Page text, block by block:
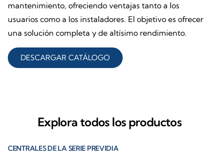
mantenimiento, ofreciendo ventajas tanto a los
usuarios como a los instaladores. El objetivo es ofrecer
una solución completa y de altísimo rendimiento.
DESCARGAR CATÁLOGO
Explora todos los productos
CENTRALES DE LA SERIE PREVIDIA